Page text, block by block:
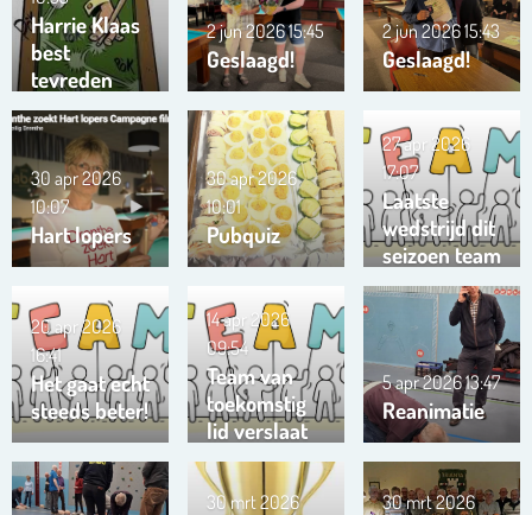
Harrie Klaas
best
tevreden
Geslaagd!
2 jun 202615:45
Geslaagd!
2 jun 202615:43
Hart lopers
30 apr 2026
10:07
Pubquiz
30 apr 2026
10:01
Laatste
wedstrijd dit
seizoen team
Trianta 01
27 apr 2026
17:07
Het gaat echt
steeds beter!
20 apr 2026
16:41
Team van
toekomstig
lid verslaat
ons team …
!!!
14 apr 2026
09:54
Reanimatie
5 apr 202613:47
30 mrt 2026
30 mrt 2026